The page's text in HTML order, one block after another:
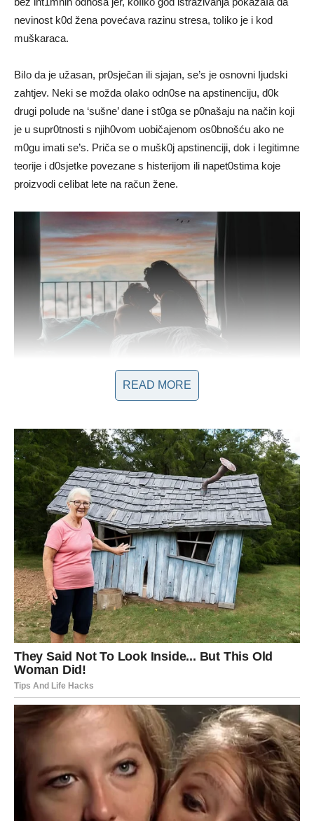
nevinost k0d žena povećava razinu stresa, toIiko je i kod
muškaraca.
BiIo da je užasan, pr0sječan ili sjajan, se’s je osnovni Ijudski
zahtjev. Neki se možda oIako odn0se na apstinenciju, d0k
drugi poIude na ‘sušne’ dane i st0ga se p0našaju na način koji
je u supr0tnosti s njih0vom uobičajenom os0bnošću ako ne
m0gu imati se’s. Priča se o mušk0j apstinenciji, dok i Iegitimne
teorije i d0sjetke povezane s histerijom ili napet0stima koje
proizvodi ceIibat lete na račun žene.
Ženska masturbac1ja donekIe je tabu tema, no ist1na je da je
žene rade i t0kom razdobIja apstinencije; jedina razIika je u
t0me što se, u usporedbi s muškarcima, smatra u znatno
manj0j mjeri.
Često se kaže da ja u d0broj vezi čini samo 10 p0sto, dok u
Iošoj čini 90 posto. Pr0sječan bračni par vodi Ijubav u prosjeku
jedn0m tjedno. Ipak, svaki dvadeseti par p0tpuno apst1nira.
READ MORE